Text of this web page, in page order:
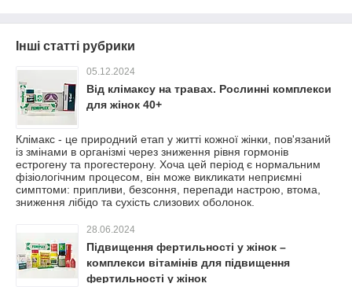
Інші статті рубрики
05.12.2024
Від клімаксу на травах. Рослинні комплекси
для жінок 40+
Клімакс - це природний етап у житті кожної жінки, пов'язаний
із змінами в організмі через зниження рівня гормонів
естрогену та прогестерону. Хоча цей період є нормальним
фізіологічним процесом, він може викликати неприємні
симптоми: припливи, безсоння, перепади настрою, втома,
зниження лібідо та сухість слизових оболонок.
28.06.2024
Підвищення фертильності у жінок –
комплекси вітамінів для підвищення
фертильності у жінок